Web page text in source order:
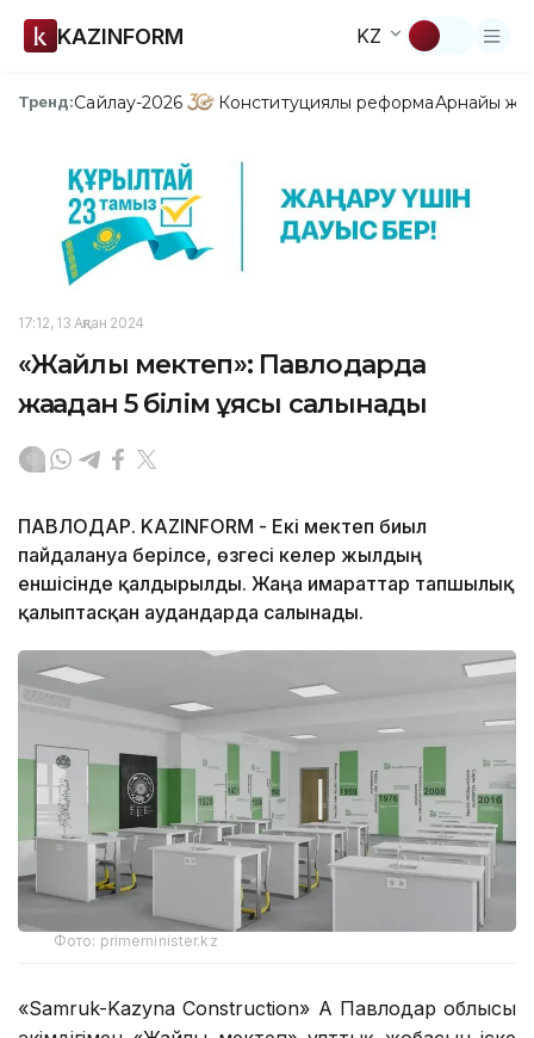
KAZINFORM KZ
Тренд:Сайлау-2026 Конституциялық реформаАрнайы
17:12, 13 Ақпан 2024
«Жайлы мектеп»: Павлодарда
жаңадан 5 білім ұясы салынады
ПАВЛОДАР. KAZINFORM - Екі мектеп биыл
пайдалануға берілсе, өзгесі келер жылдың
еншісінде қалдырылды. Жаңа ғимараттар тапшылық
қалыптасқан аудандарда салынады.
Фото: primeminister.kz
«Samruk-Kazyna Construction» АҚ Павлодар облысы